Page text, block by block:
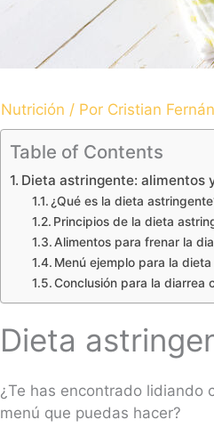
Nutrición / Por Cristian
Table of Contents
Dieta astringente: alimentos
¿Qué es la dieta
Principios de la dieta
Alimentos para frenar la
Menú ejemplo para la
Conclusión para la diarrea
Dieta
¿Te has encontrado
menú que puedas hacer?